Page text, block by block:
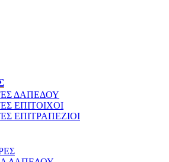
ΔΑΠΕΔΟΥ
ΕΠΙΤΟΙΧΟΙ
ΕΠΙΤΡΑΠΕΖΙΟΙ